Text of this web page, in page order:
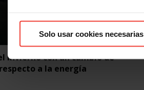
Solo usar cookies necesarias
invierno con un cambio de
a la energía